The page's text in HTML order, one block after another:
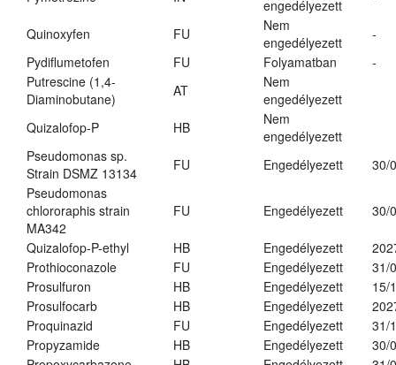
engedélyezett
Quinoxyfen FU
Nem
engedélyezett
-
Pydiflumetofen
FU Folyamatban
-
Putrescine (1,4-
Diaminobutane)
AT
Nem
engedélyezett
Quizalofop-P
HB
Nem
engedélyezett
Pseudomonas sp.
Strain DSMZ 13134
FU Engedélyezett
30/
Pseudomonas
chlororaphis strain
MA342
FU Engedélyezett 30/
Quizalofop-P-ethyl HB Engedélyezett
Prothioconazole
FU Engedélyezett
31/
Prosulfuron
HB Engedélyezett
15/
Prosulfocarb
HB Engedélyezett
Proquinazid
FU Engedélyezett
31/
Propyzamide
HB Engedélyezett
30/